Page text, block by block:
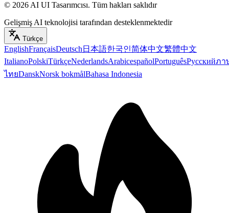
© 2026 AI UI Tasarımcısı. Tüm hakları saklıdır
Gelişmiş AI teknolojisi tarafından desteklenmektedir
Türkçe
EnglishFrançaisDeutsch 日本語한국인简体中文繁體中文
ItalianoPolskiTürkçeNederlandsArabicespañolPortuguêsРусскийภา
ไทยDanskNorsk bokmålBahasa Indonesia